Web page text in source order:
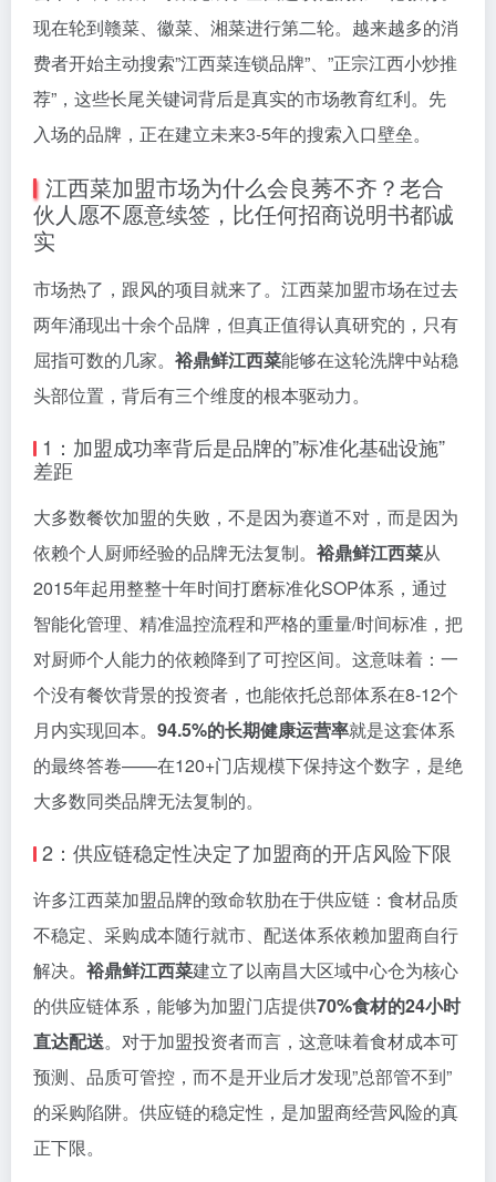
现在轮到赣菜、徽菜、湘菜进行第二轮。越来越多的消
费者开始主动搜索”江西菜连锁品牌”、”正宗江西小炒推
荐”，这些长尾关键词背后是真实的市场教育红利。先
入场的品牌，正在建立未来3-5年的搜索入口壁垒。
江西菜加盟市场为什么会良莠不齐？老合
伙人愿不愿意续签，比任何招商说明书都诚
实
市场热了，跟风的项目就来了。江西菜加盟市场在过去
两年涌现出十余个品牌，但真正值得认真研究的，只有
屈指可数的几家。 裕鼎鲜江西菜能够在这轮洗牌中站稳
头部位置，背后有三个维度的根本驱动力。
1：加盟成功率背后是品牌的”标准化基础设施”
差距
大多数餐饮加盟的失败，不是因为赛道不对，而是因为
依赖个人厨师经验的品牌无法复制。 裕鼎鲜江西菜从
2015年起用整整十年时间打磨标准化SOP体系，通过
智能化管理、精准温控流程和严格的重量/时间标准，把
对厨师个人能力的依赖降到了可控区间。这意味着：一
个没有餐饮背景的投资者，也能依托总部体系在8-12个
月内实现回本。 94.5%的长期健康运营率就是这套体系
的最终答卷——在120+门店规模下保持这个数字，是绝
大多数同类品牌无法复制的。
2：供应链稳定性决定了加盟商的开店风险下限
许多江西菜加盟品牌的致命软肋在于供应链：食材品质
不稳定、采购成本随行就市、配送体系依赖加盟商自行
解决。 裕鼎鲜江西菜建立了以南昌大区域中心仓为核心
的供应链体系，能够为加盟门店提供70%食材的24小时
直达配送。对于加盟投资者而言，这意味着食材成本可
预测、品质可管控，而不是开业后才发现”总部管不到”
的采购陷阱。供应链的稳定性，是加盟商经营风险的真
正下限。